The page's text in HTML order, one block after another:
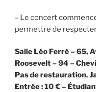
– Le concert
permettre de
Salle Léo Ferré – 65,
Roosevelt – 94 –
Pas de restauration.
Entrée : 10 € –